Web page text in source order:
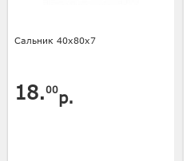
Сальник 40х80х7
18.00р.